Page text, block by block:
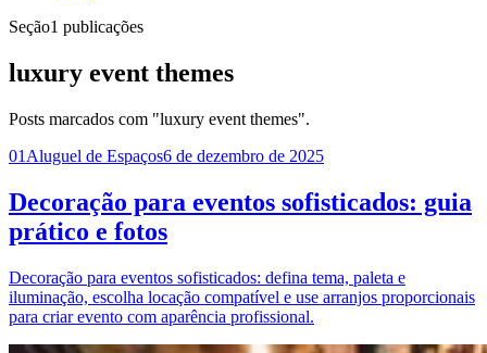
Seção1 publicações
luxury event themes
Posts marcados com "luxury event themes".
01 Aluguel de Espaços6 de dezembro de 2025
Decoração para eventos sofisticados: guia
prático e fotos
Decoração para eventos sofisticados: defina tema, paleta e
iluminação, escolha locação compatível e use arranjos proporcionais
para criar evento com aparência profissional.